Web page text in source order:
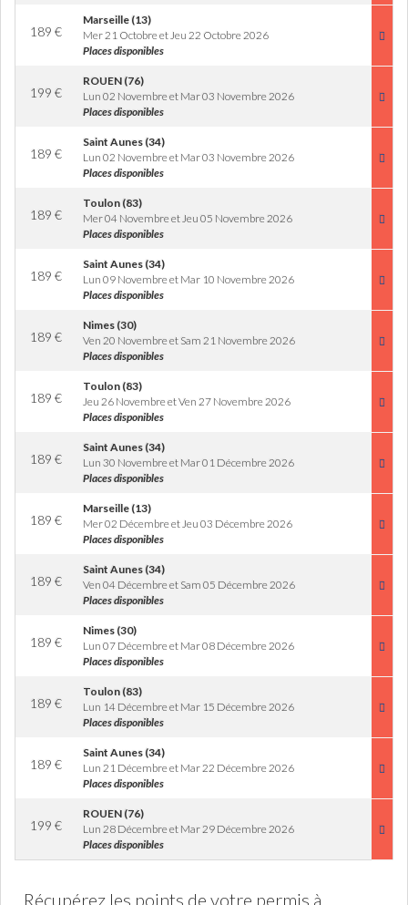
189 €
Marseille (13)
Mer 21 Octobre et Jeu 22 Octobre 2026
Places disponibles
199 €
ROUEN (76)
Lun 02 Novembre et Mar 03 Novembre 2026
Places disponibles
189 €
Saint Aunes (34)
Lun 02 Novembre et Mar 03 Novembre 2026
Places disponibles
189 €
Toulon (83)
Mer 04 Novembre et Jeu 05 Novembre 2026
Places disponibles
189 €
Saint Aunes (34)
Lun 09 Novembre et Mar 10 Novembre 2026
Places disponibles
189 €
Nimes (30)
Ven 20 Novembre et Sam 21 Novembre 2026
Places disponibles
189 €
Toulon (83)
Jeu 26 Novembre et Ven 27 Novembre 2026
Places disponibles
189 €
Saint Aunes (34)
Lun 30 Novembre et Mar 01 Décembre 2026
Places disponibles
189 €
Marseille (13)
Mer 02 Décembre et Jeu 03 Décembre 2026
Places disponibles
189 €
Saint Aunes (34)
Ven 04 Décembre et Sam 05 Décembre 2026
Places disponibles
189 €
Nimes (30)
Lun 07 Décembre et Mar 08 Décembre 2026
Places disponibles
189 €
Toulon (83)
Lun 14 Décembre et Mar 15 Décembre 2026
Places disponibles
189 €
Saint Aunes (34)
Lun 21 Décembre et Mar 22 Décembre 2026
Places disponibles
199 €
ROUEN (76)
Lun 28 Décembre et Mar 29 Décembre 2026
Places disponibles
Récupérez les points de votre permis à